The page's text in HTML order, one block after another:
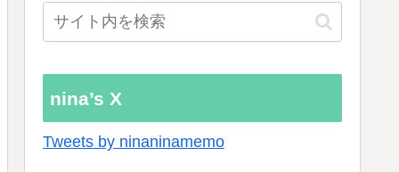
nina’s X
Tweets by ninaninamemo